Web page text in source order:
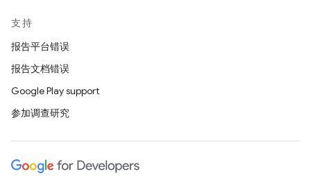
支持
报告平台错误
报告文档错误
Google Play support
参加调查研究